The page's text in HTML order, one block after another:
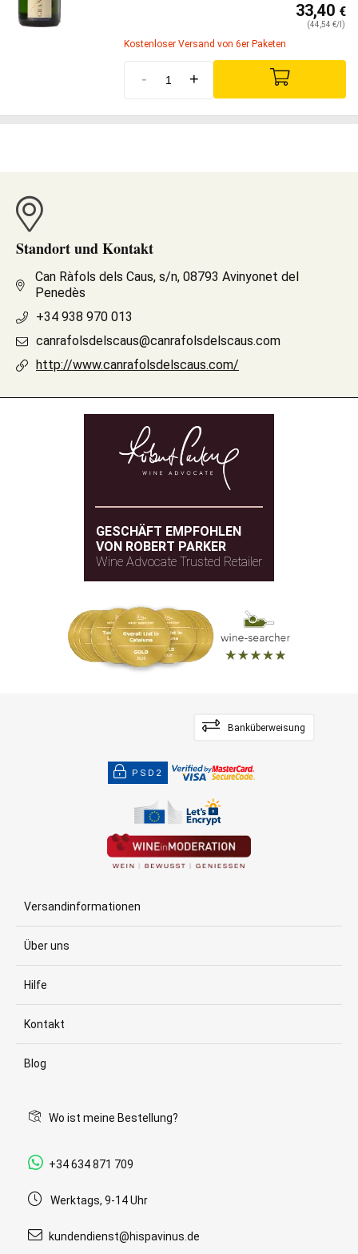
33,40 €
(44,54 €/l)
Kostenloser Versand von 6er Paketen
- +
Standort und Kontakt
Can Ràfols dels Caus, s/n, 08793 Avinyonet del
Penedès
+34 938 970 013
canrafolsdelscaus@canrafolsdelscaus.com
http://www.canrafolsdelscaus.com/
GESCHÄFT EMPFOHLEN
VON ROBERT PARKER
Wine Advocate Trusted Retailer
Banküberweisung
PSD2
Versandinformationen
Über uns
Hilfe
Kontakt
Blog
Wo ist meine Bestellung?
+34 634 871 709
Werktags, 9-14 Uhr
kundendienst@hispavinus.de